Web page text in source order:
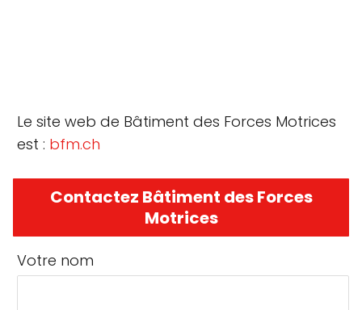
Le site web de Bâtiment des Forces Motrices
est : bfm.ch
Contactez Bâtiment des Forces
Motrices
Votre nom